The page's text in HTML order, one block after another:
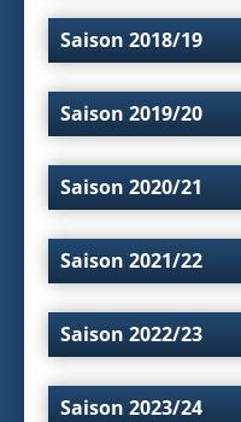
Saison 2018/19
Saison 2019/20
Saison 2020/21
Saison 2021/22
Saison 2022/23
Saison 2023/24